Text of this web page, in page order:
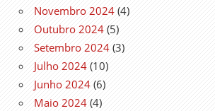
Novembro 2024 (4)
Outubro 2024 (5)
Setembro 2024 (3)
Julho 2024 (10)
Junho 2024 (6)
Maio 2024 (4)